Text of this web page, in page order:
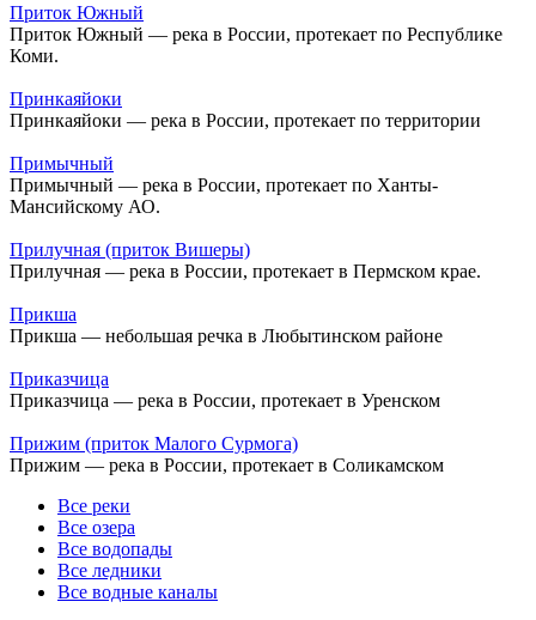
Приток Южный
Приток Южный — река в России, протекает по Республике
Коми.
Принкаяйоки
Принкаяйоки — река в России, протекает по территории
Примычный
Примычный — река в России, протекает по Ханты-
Мансийскому АО.
Прилучная (приток Вишеры)
Прилучная — река в России, протекает в Пермском крае.
Прикша
Прикша — небольшая речка в Любытинском районе
Приказчица
Приказчица — река в России, протекает в Уренском
Прижим (приток Малого Сурмога)
Прижим — река в России, протекает в Соликамском
Все реки
Все озера
Все водопады
Все ледники
Все водные каналы